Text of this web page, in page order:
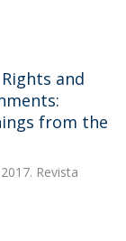
and
from the
Revista